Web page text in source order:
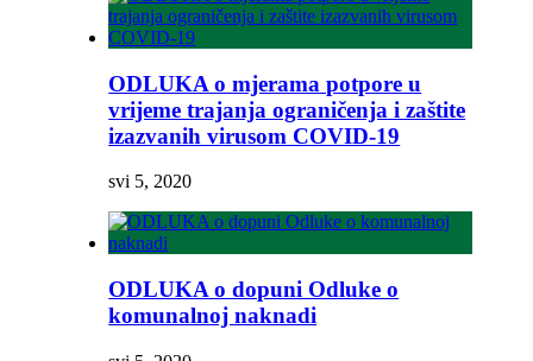
ODLUKA o mjerama potpore u
vrijeme trajanja ograničenja i zaštite
izazvanih virusom COVID-19
svi 5, 2020
ODLUKA o dopuni Odluke o
komunalnoj naknadi